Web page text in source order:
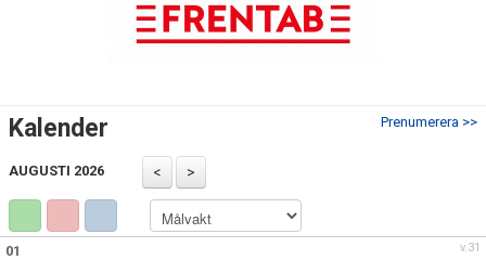
KONTAKT
Prenumerera >>
Kalender
AUGUSTI 2026
v.31
01